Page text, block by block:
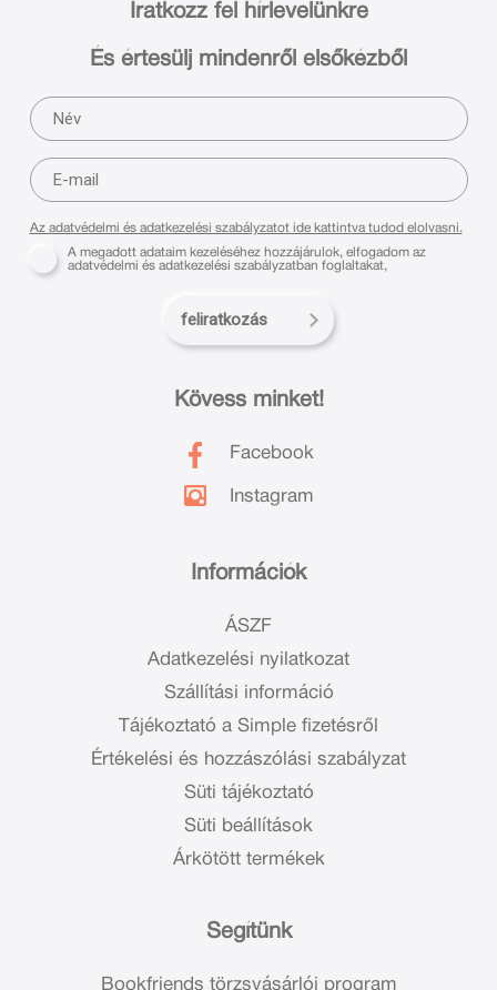
Információk
ÁSZF
Adatkezelési nyilatkozat
Szállítási információ
Tájékoztató a Simple fizetésről
Értékelési és hozzászólási szabályzat
Süti tájékoztató
Süti beállítások
Árkötött termékek
Segítünk
Bookfriends törzsvásárlói program
Kövess minket!
Facebook
Instagram
Iratkozz fel hírlevelünkre
És értesülj mindenről elsőkézből
Az adatvédelmi és adatkezelési szabályzatot ide kattintva tudod elolvasni.
A megadott adataim kezeléséhez hozzájárulok, elfogadom az
adatvédelmi és adatkezelési szabályzatban foglaltakat,
feliratkozás